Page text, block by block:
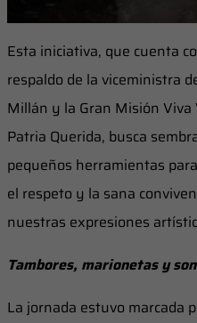
Esta iniciativa, que cuenta
respaldo de la viceministra
Millán y la Gran Misión
Patria Querida, busca
pequeños herramientas
el respeto y la sana
nuestras expresiones
Tambores, marionetas y
La jornada estuvo marcada